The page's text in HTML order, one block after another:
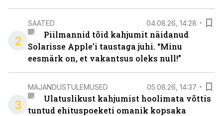
2
SAATED 04.08.26, 14:28
Piilmannid tõid kahjumit näidanud
Solarisse Apple’i taustaga juhi. “Minu
eesmärk on, et vakantsus oleks null!”
3
MAJANDUSTULEMUSED 05.08.26, 14:37
Ulatuslikust kahjumist hoolimata võttis
tuntud ehituspoeketi omanik kopsaka